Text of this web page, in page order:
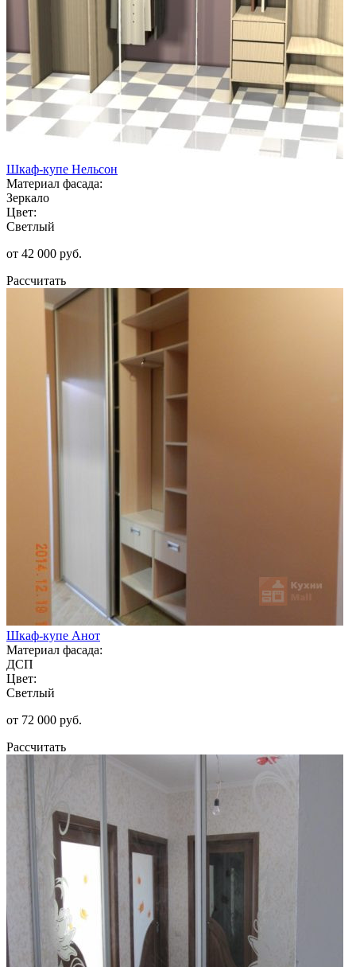
Шкаф-купе Нельсон
Материал фасада:
Зеркало
Цвет:
Светлый
от 42 000 руб.
Рассчитать
Шкаф-купе Анот
Материал фасада:
ДСП
Цвет:
Светлый
от 72 000 руб.
Рассчитать